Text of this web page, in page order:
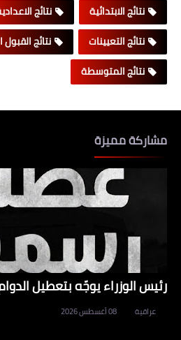
نتائج الابتدائية
نتائج
نتائج التعيينات
نتائج
نتائج المتوسطة
مشاركة مميزة
رئيس الوزراء يوجّه بتعطيل
عراقية 08 أغسطس 2026